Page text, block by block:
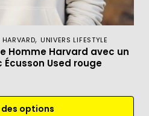
, UNIVERS LIFESTYLE
Homme Harvard avec un
Used rouge
des options